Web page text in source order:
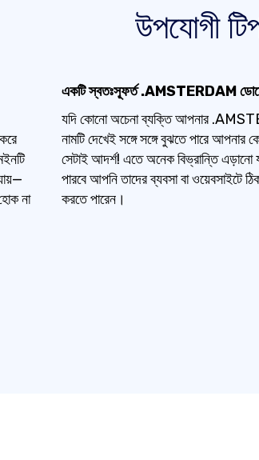
উপযোগী
না
একটি স্বতঃস্ফূর্ত .AMSTERDAM
যদি কোনো অচেনা ব্যক্তি আপনার
নামটি দেখেই সঙ্গে সঙ্গে বুঝতে পারে আপনার
সেটাই আদর্শ! এতে অনেক বিভ্রান্তি এড়ানো
পারবে আপনি তাদের ব্যবসা বা ওয়েবসাইটে
করতে পারেন।